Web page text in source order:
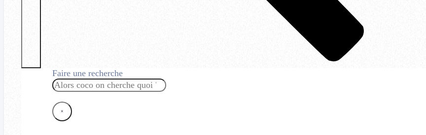
Faire une recherche
Rechercher
×